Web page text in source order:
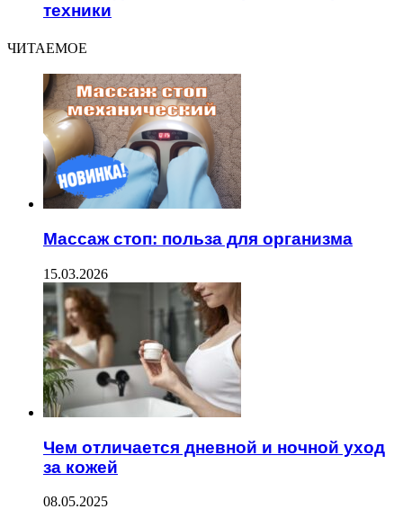
техники
ЧИТАЕМОЕ
Массаж стоп: польза для организма
15.03.2026
Чем отличается дневной и ночной уход
за кожей
08.05.2025